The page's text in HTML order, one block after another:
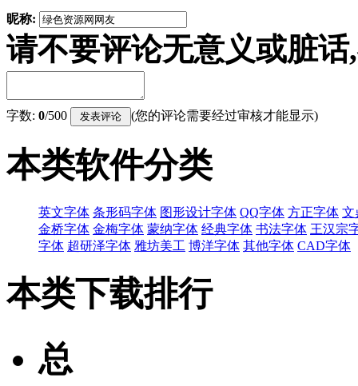
昵称:
请不要评论无意义或脏
字数: 0/500 (您的评论需要经过审核才能显示)
本类软件分类
英文字体 条形码字体 图形设计字体 QQ字体 方正字体 文
金桥字体 金梅字体 蒙纳字体 经典字体 书法字体 王汉宗
字体 超研泽字体 雅坊美工 博洋字体 其他字体 CAD字体
本类下载排行
总